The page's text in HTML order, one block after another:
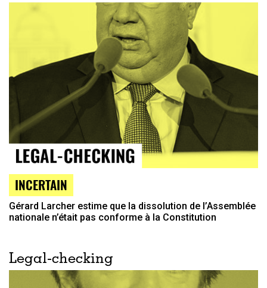
INCERTAIN
Gérard Larcher estime que la dissolution de l’Assemblée
nationale n’était pas conforme à la Constitution
Legal-checking